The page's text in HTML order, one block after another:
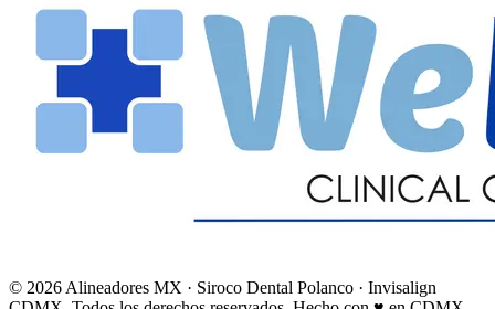
© 2026 Alineadores MX · Siroco Dental Polanco · Invisalign